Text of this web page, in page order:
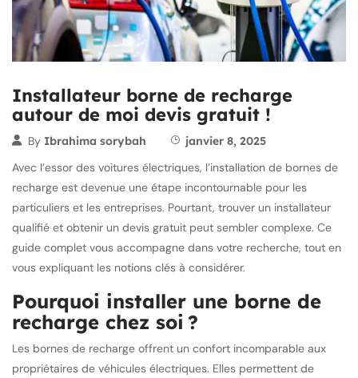
Installateur borne de recharge
autour de moi devis gratuit !
By Ibrahima sorybah
janvier 8, 2025
Avec l’essor des voitures électriques, l’installation de bornes de
recharge est devenue une étape incontournable pour les
particuliers et les entreprises. Pourtant, trouver un installateur
qualifié et obtenir un devis gratuit peut sembler complexe. Ce
guide complet vous accompagne dans votre recherche, tout en
vous expliquant les notions clés à considérer.
Pourquoi installer une borne de
recharge chez soi ?
Les bornes de recharge offrent un confort incomparable aux
propriétaires de véhicules électriques. Elles permettent de